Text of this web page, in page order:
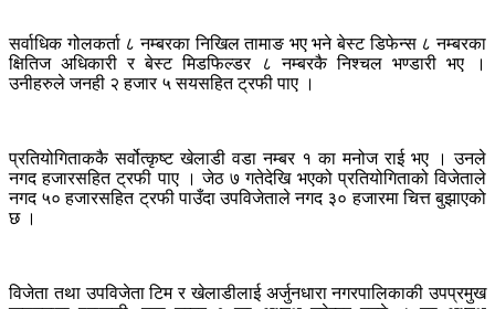
सर्वाधिक गोलकर्ता ८ नम्बरका निखिल तामाङ भए भने बेस्ट डिफेन्स ८ नम्बरका
क्षितिज अधिकारी र बेस्ट मिडफिल्डर ८ नम्बरकै निश्चल भण्डारी भए ।
उनीहरुले जनही २ हजार ५ सयसहित ट्रफी पाए ।
प्रतियोगिताककै सर्वोत्कृष्ट खेलाडी वडा नम्बर १ का मनोज राई भए । उनले
नगद हजारसहित ट्रफी पाए । जेठ ७ गतेदेखि भएको प्रतियोगिताको विजेताले
नगद ५० हजारसहित ट्रफी पाउँदा उपविजेताले नगद ३० हजारमा चित्त बुझाएको
छ ।
विजेता तथा उपविजेता टिम र खेलाडीलाई अर्जुनधारा नगरपालिकाकी उपप्रमुख